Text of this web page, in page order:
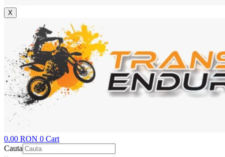
X
0.00 RON 0 Cart
Cauta